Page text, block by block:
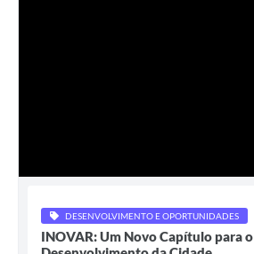
DESENVOLVIMENTO E OPORTUNIDADES
INOVAR: Um Novo Capítulo para o